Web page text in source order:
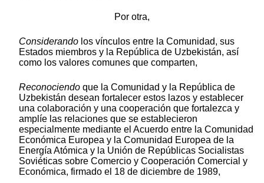
Por otra,
Considerando los vínculos entre la Comunidad, sus
Estados miembros y la República de Uzbekistán, así
como los valores comunes que comparten,
Reconociendo que la Comunidad y la República de
Uzbekistán desean fortalecer estos lazos y establecer
una colaboración y una cooperación que fortalezca y
amplíe las relaciones que se establecieron
especialmente mediante el Acuerdo entre la Comunidad
Económica Europea y la Comunidad Europea de la
Energía Atómica y la Unión de Repúblicas Socialistas
Soviéticas sobre Comercio y Cooperación Comercial y
Económica, firmado el 18 de diciembre de 1989,